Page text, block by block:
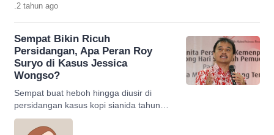
2 tahun ago
Sempat Bikin Ricuh
Persidangan, Apa Peran Roy
Suryo di Kasus Jessica
Wongso?
Sempat buat heboh hingga diusir di
persidangan kasus kopi sianida tahun
2016, apakah peran Roy Suryo saat itu?
Simak selengkapnya!